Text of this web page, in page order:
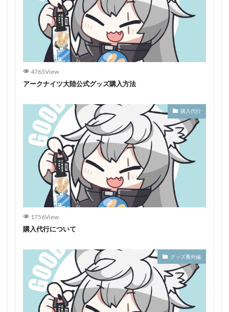
4765View
アークナイツ大陸公式グッズ購入方法
購入代行
1756View
購入代行について
グッズ番外編